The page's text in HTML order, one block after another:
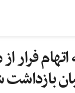
فرار